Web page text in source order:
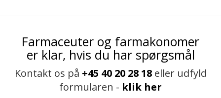
Farmaceuter og farmakonomer
er klar, hvis du har spørgsmål
Kontakt os på +45 40 20 28 18eller udfyld
formularen - klik her